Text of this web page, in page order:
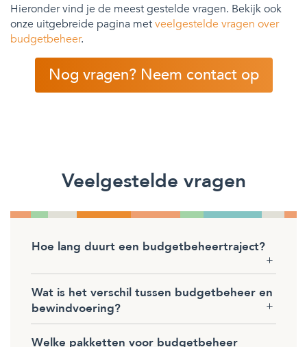
Hieronder vind je de meest gestelde vragen. Bekijk ook
onze uitgebreide pagina metveelgestelde vragen over
budgetbeheer.
Nog vragen? Neem contact op
Veelgestelde vragen
Hoe lang duurt een budgetbeheertraject?
Wat is het verschil tussen budgetbeheer en
bewindvoering?
Welke pakketten voor budgetbeheer